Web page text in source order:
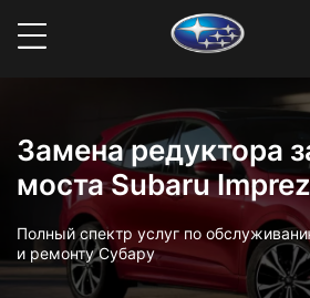
Замена редуктора
моста Subaru
Полный спектр услуг по
и ремонту Субару